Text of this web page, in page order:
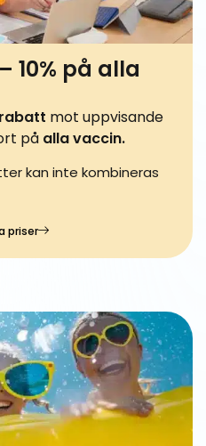
10% på alla
mot uppvisande
på alla vaccin.
kan inte kombineras
priser